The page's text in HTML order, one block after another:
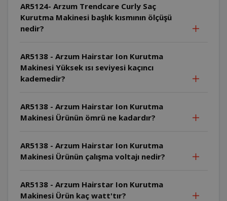
AR5124- Arzum Trendcare Curly Saç
Kurutma Makinesi başlık kısmının ölçüşü
nedir?
AR5138 - Arzum Hairstar Ion Kurutma
Makinesi Yüksek ısı seviyesi kaçıncı
kademedir?
AR5138 - Arzum Hairstar Ion Kurutma
Makinesi Ürünün ömrü ne kadardır?
AR5138 - Arzum Hairstar Ion Kurutma
Makinesi Ürünün çalışma voltajı nedir?
AR5138 - Arzum Hairstar Ion Kurutma
Makinesi Ürün kaç watt'tır?